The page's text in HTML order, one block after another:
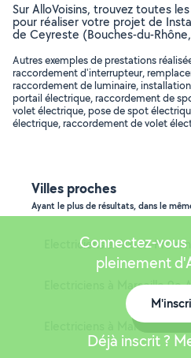
Sur AlloVoisins, trouvez toutes
pour réaliser votre projet de
de Ceyreste (Bouches-du-
Autres exemples de prestations
raccordement d'interrupteur,
raccordement de luminaire,
portail électrique, raccordement de
volet électrique, pose de spot
électrique, raccordement de volet
Villes proches
Ayant le plus de résultats, dans le
Electriciens à Aix-en-
Electriciens à Marseille 9e
Electriciens à Marseille 8e
Connectez-
pleinement
Déjà inscrit ?